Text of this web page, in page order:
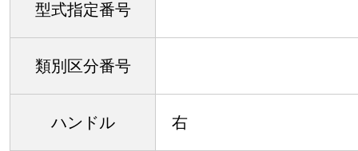
型式指定番号
類別区分番号
ハンドル 右